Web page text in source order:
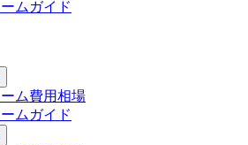
ムガイド
ム費用相場
ムガイド